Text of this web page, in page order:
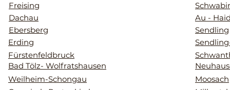
Freising
Dachau
Ebersberg
Erding
Fürstenfeldbruck
Bad Tölz- Wolfratshausen
Weilheim-Schongau
Au -
Sendling
Moosach